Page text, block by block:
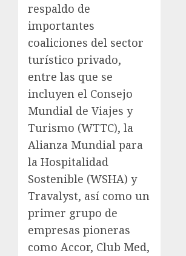
respaldo de
importantes
coaliciones del sector
turístico privado,
entre las que se
incluyen el Consejo
Mundial de Viajes y
Turismo (WTTC), la
Alianza Mundial para
la Hospitalidad
Sostenible (WSHA) y
Travalyst, así como un
primer grupo de
empresas pioneras
como Accor, Club Med,